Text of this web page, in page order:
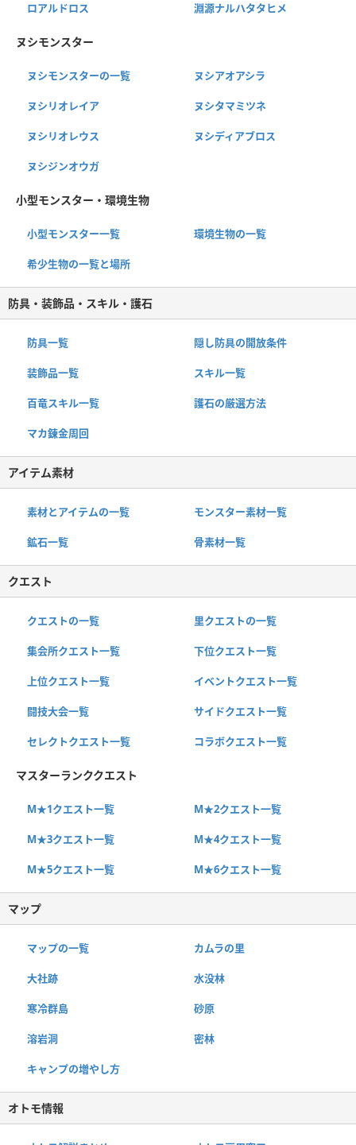
ロアルドロス 淵源ナルハタタヒメ
ヌシモンスター
ヌシモンスターの一覧 ヌシアオアシラ
ヌシリオレイア ヌシタマミツネ
ヌシリオレウス ヌシディアブロス
ヌシジンオウガ
小型モンスター・環境生物
小型モンスター一覧 環境生物の一覧
希少生物の一覧と場所
防具・装飾品・スキル・護石
防具一覧 隠し防具の開放条件
装飾品一覧 スキル一覧
百竜スキル一覧 護石の厳選方法
マカ錬金周回
アイテム素材
素材とアイテムの一覧 モンスター素材一覧
鉱石一覧 骨素材一覧
クエスト
クエストの一覧 里クエストの一覧
集会所クエスト一覧 下位クエスト一覧
上位クエスト一覧 イベントクエスト一覧
闘技大会一覧 サイドクエスト一覧
セレクトクエスト一覧 コラボクエスト一覧
マスターランククエスト
M★1クエスト一覧 M★2クエスト一覧
M★3クエスト一覧 M★4クエスト一覧
M★5クエスト一覧 M★6クエスト一覧
マップ
マップの一覧 カムラの里
大社跡 水没林
寒冷群島 砂原
溶岩洞 密林
キャンプの増やし方
オトモ情報